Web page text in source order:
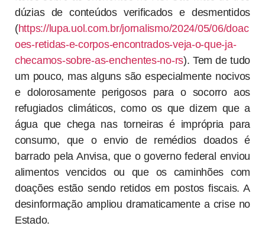
dúzias de conteúdos verificados e desmentidos
(https://lupa.uol.com.br/jornalismo/2024/05/06/doac
oes-retidas-e-corpos-encontrados-veja-o-que-ja-
checamos-sobre-as-enchentes-no-rs). Tem de tudo
um pouco, mas alguns são especialmente nocivos
e dolorosamente perigosos para o socorro aos
refugiados climáticos, como os que dizem que a
água que chega nas torneiras é imprópria para
consumo, que o envio de remédios doados é
barrado pela Anvisa, que o governo federal enviou
alimentos vencidos ou que os caminhões com
doações estão sendo retidos em postos fiscais. A
desinformação ampliou dramaticamente a crise no
Estado.